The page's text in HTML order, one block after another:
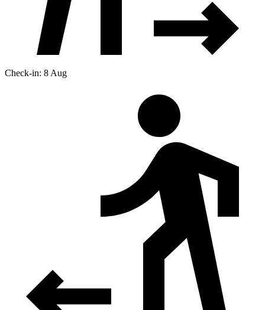
Check-in: 8 Aug